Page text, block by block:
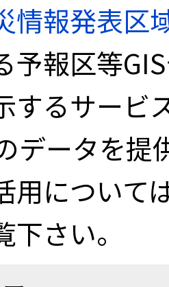
情報発表区
予報区等
するサービ
データを提
用について
下さい。